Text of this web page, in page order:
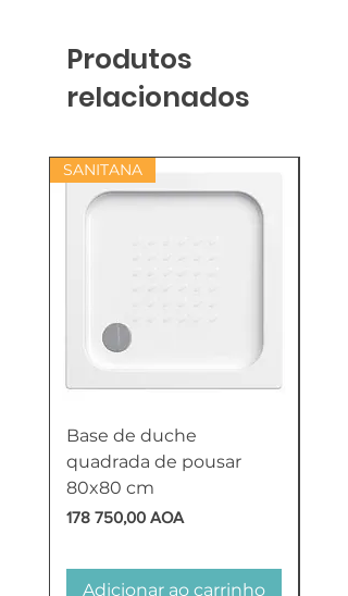
Produtos
relacionados
SANITANA
Base de duche
quadrada de pousar
80x80 cm
Preço
178 750,00 AOA
Adicionar ao carrinho